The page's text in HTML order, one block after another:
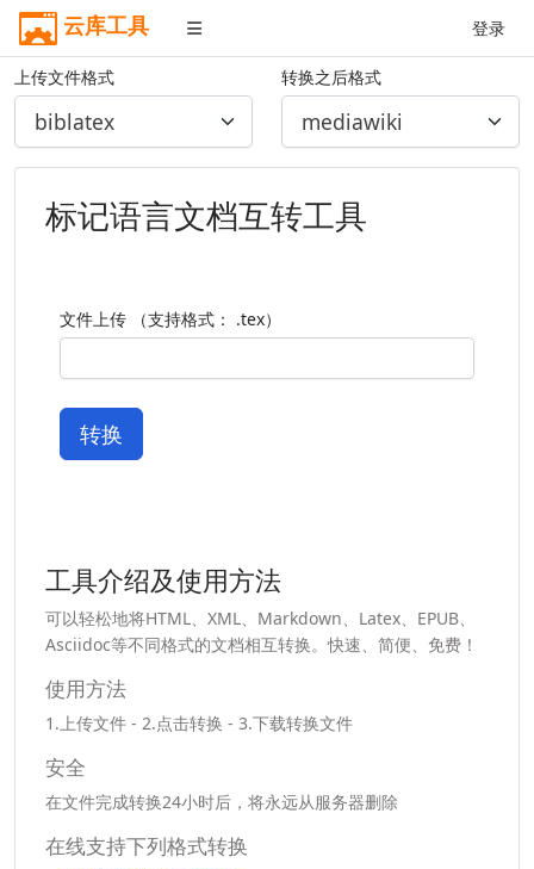
云库工具 登录
上传文件格式 转换之后格式
标记语言文档互转工具
文件上传 （支持格式： .tex）
转换
工具介绍及使用方法
可以轻松地将HTML、XML、Markdown、Latex、EPUB、
Asciidoc等不同格式的文档相互转换。快速、简便、免费！
使用方法
1.上传文件 - 2.点击转换 - 3.下载转换文件
安全
在文件完成转换24小时后，将永远从服务器删除
在线支持下列格式转换